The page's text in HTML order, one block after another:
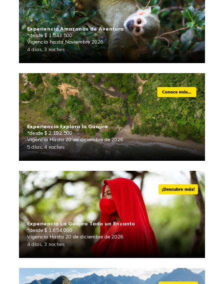
Experiencia Amazonas de Aventura
*desde $ 1.543.500
Vigencia hasta Noviembre 2026
4 días, 3 noches
Experiencia Explora la Guajira
*desde $ 2.192.500
Vigencia Hasta 20 de diciembre de 2026
5 días, 4 noches
Experiencia La Guajira Todo un Encanto
*desde $ 1.654.000
Vigencia Hasta 20 de diciembre de 2026
4 días, 3 noches